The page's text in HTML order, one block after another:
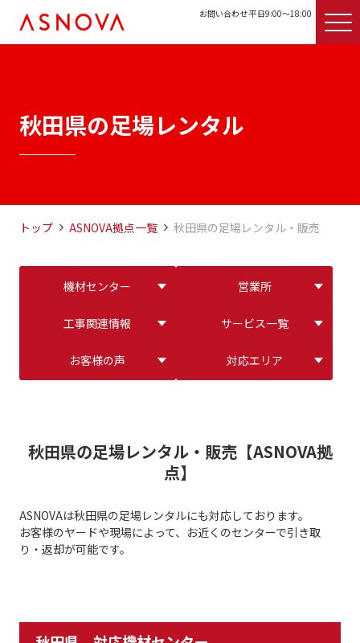
お問い合わせ 平日9:00〜18:00
秋田県の足場レンタル
トップ ASNOVA拠点一覧 秋田県の足場レンタル・販売
機材センター 営業所
工事関連情報 サービス一覧
お客様の声 対応エリア
秋田県の足場レンタル・販売【ASNOVA拠
点】
ASNOVAは秋田県の足場レンタルにも対応しております。
お客様のヤードや現場によって、お近くのセンターで引き取
り・返却が可能です。